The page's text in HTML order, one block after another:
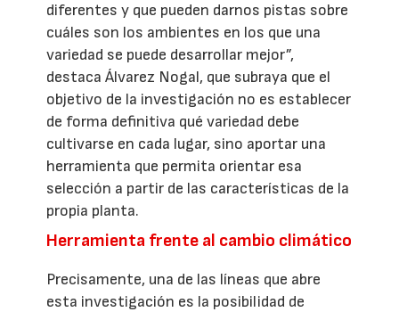
diferentes y que pueden darnos pistas sobre
cuáles son los ambientes en los que una
variedad se puede desarrollar mejor”,
destaca Álvarez Nogal, que subraya que el
objetivo de la investigación no es establecer
de forma definitiva qué variedad debe
cultivarse en cada lugar, sino aportar una
herramienta que permita orientar esa
selección a partir de las características de la
propia planta.
Herramienta frente al cambio climático
Precisamente, una de las líneas que abre
esta investigación es la posibilidad de